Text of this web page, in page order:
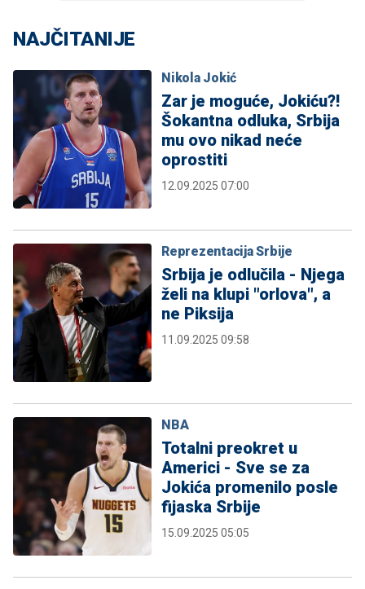
NAJČITANIJE
Nikola Jokić
Zar je moguće, Jokiću?!
Šokantna odluka, Srbija
mu ovo nikad neće
oprostiti
12.09.2025 07:00
Reprezentacija Srbije
Srbija je odlučila - Njega
želi na klupi "orlova", a
ne Piksija
11.09.2025 09:58
NBA
Totalni preokret u
Americi - Sve se za
Jokića promenilo posle
fijaska Srbije
15.09.2025 05:05